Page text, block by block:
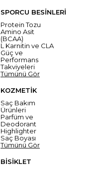
SPORCU BESİNLERİ
Protein Tozu
Amino Asit
(BCAA)
L Karnitin ve CLA
Güç ve
Performans
Takviyeleri
Tümünü Gör
KOZMETİK
Saç Bakım
Ürünleri
Parfüm ve
Deodorant
Highlighter
Saç Boyası
Tümünü Gör
BİSİKLET